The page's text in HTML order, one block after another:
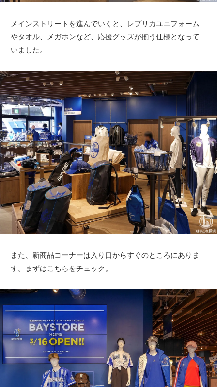
メインストリートを進んでいくと、レプリカユニフォーム
やタオル、メガホンなど、応援グッズが揃う仕様となって
いました。
また、新商品コーナーは入り口からすぐのところにありま
す。まずはこちらをチェック。